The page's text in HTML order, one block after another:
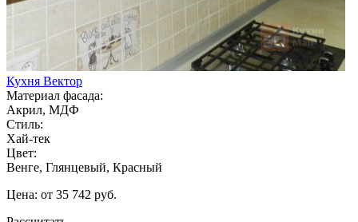
Кухня Вектор
Материал фасада:
Акрил, МДФ
Стиль:
Хай-тек
Цвет:
Венге, Глянцевый, Красный
Цена: от 35 742 руб.